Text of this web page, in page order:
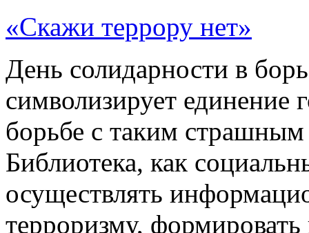
«Скажи террору нет»
День солидарности в
символизирует единение
борьбе с таким
Библиотека, как
осуществлять
терроризму,